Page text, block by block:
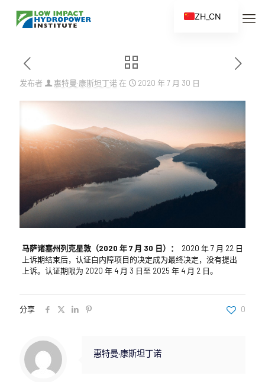
发布者 惠特曼·康斯坦丁诺在 2020 年 7 月 30 日
马萨诸塞州列克星敦（2020 年 7 月 30 日）：
2020 年 7 月 22 日
上诉期结束后，认证白内障项目的决定成为最终决定，没有提出
上诉。认证期限为 2020 年 4 月 3 日至 2025 年 4 月 2 日。
分享 0
惠特曼·康斯坦丁诺
ZH_CN